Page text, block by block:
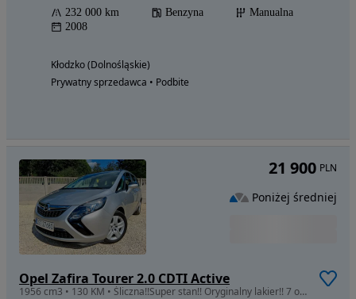
232 000 km Benzyna
Manualna
2008
Kłodzko (Dolnośląskie)
Prywatny sprzedawca • Podbite
Opel Zafira Tourer 2.0 CDTI Active
1956 cm3 • 130 KM • Śliczna!!Super stan!! Oryginalny lakier!! 7 osobowa!!
21 900 PLN
Poniżej średniej